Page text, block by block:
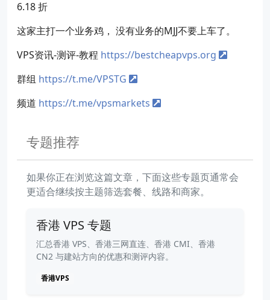
6.18 折
这家主打一个业务鸡， 没有业务的MJJ不要上车了。
VPS资讯-测评-教程 https://bestcheapvps.org
群组 https://t.me/VPSTG
频道 https://t.me/vpsmarkets
专题推荐
如果你正在浏览这篇文章，下面这些专题页通常会
更适合继续按主题筛选套餐、线路和商家。
香港 VPS 专题
汇总香港 VPS、香港三网直连、香港 CMI、香港
CN2 与建站方向的优惠和测评内容。
香港VPS